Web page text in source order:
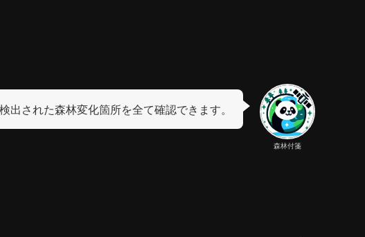
森林付箋
出された森林変化箇所を全て確認できます。